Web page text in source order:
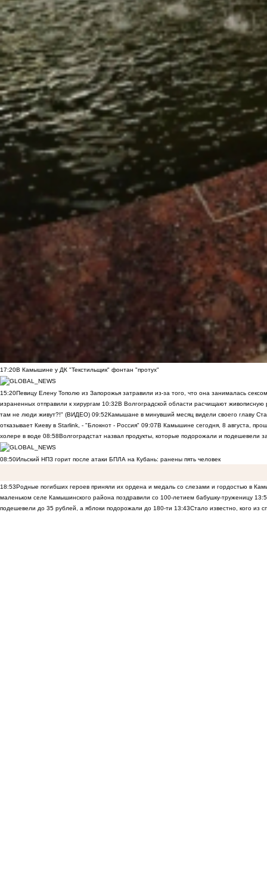
17:20В Камышине у ДК "Текстильщик" фонтан "протух"
15:20Певицу Елену Тополю из Запорожья затравили из-за того, что она занималась
израненных отправили к хирургам 10:32В Волгоградской области расчищают
там не люди живут?!" (ВИДЕО) 09:52Камышане в минувший месяц видели своего главу
отказывает Киеву в Starlink, - "Блокнот - Россия" 09:07В Камышине сегодня, 8 августа,
холере в воде 08:58Волгоградстат назвал продукты, которые подорожали и подешевели
08:50Ильский НПЗ горит после атаки БПЛА на Кубань: ранены пять человек
18:53Родные погибших героев приняли их ордена и медаль со слезами и гордостью в
маленьком селе Камышинского района поздравили со 100-летием бабушку-труженицу
подешевели до 35 рублей, а яблоки подорожали до 180-ти 13:43Стало известно, кого из